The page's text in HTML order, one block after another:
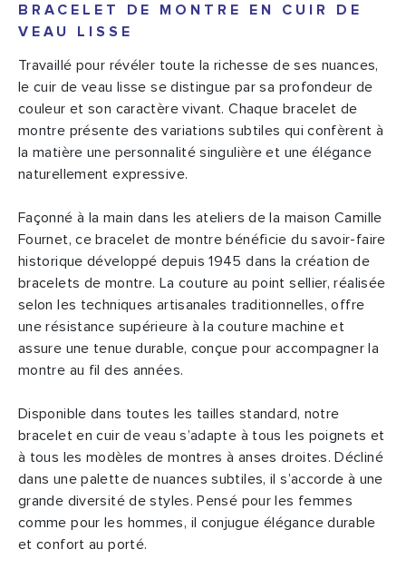
BRACELET DE MONTRE EN CUIR DE
VEAU LISSE
Travaillé pour révéler toute la richesse de ses nuances,
le cuir de veau lisse se distingue par sa profondeur de
couleur et son caractère vivant. Chaque bracelet de
montre présente des variations subtiles qui confèrent à
la matière une personnalité singulière et une élégance
naturellement expressive.
Façonné à la main dans les ateliers de la maison Camille
Fournet, ce bracelet de montre bénéficie du savoir-faire
historique développé depuis 1945 dans la création de
bracelets de montre. La couture au point sellier, réalisée
selon les techniques artisanales traditionnelles, offre
une résistance supérieure à la couture machine et
assure une tenue durable, conçue pour accompagner la
montre au fil des années.
Disponible dans toutes les tailles standard, notre
bracelet en cuir de veau s’adapte à tous les poignets et
à tous les modèles de montres à anses droites. Décliné
dans une palette de nuances subtiles, il s’accorde à une
grande diversité de styles. Pensé pour les femmes
comme pour les hommes, il conjugue élégance durable
et confort au porté.